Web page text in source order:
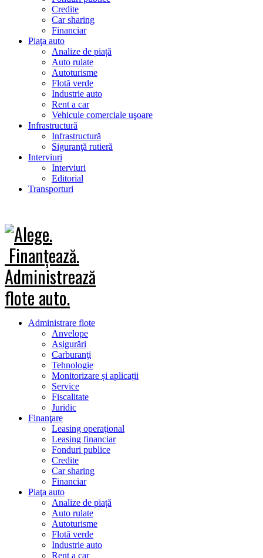
Credite
Car sharing
Financiar
Piaţa auto
Analize de piață
Auto rulate
Autoturisme
Flotă verde
Industrie auto
Rent a car
Vehicule comerciale uşoare
Infrastructură
Infrastructură
Siguranţă rutieră
Interviuri
Interviuri
Editorial
Transporturi
Administrare flote
Anvelope
Asigurări
Carburanţi
Tehnologie
Monitorizare și aplicații
Service
Fiscalitate
Juridic
Finanţare
Leasing operaţional
Leasing financiar
Fonduri publice
Credite
Car sharing
Financiar
Piaţa auto
Analize de piață
Auto rulate
Autoturisme
Flotă verde
Industrie auto
Rent a car